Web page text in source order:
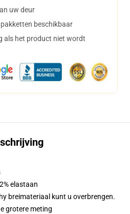
uw deur
beschikbaar
als het product niet wordt
elastaan
breimateriaal kunt u overbrengen.
grotere meting